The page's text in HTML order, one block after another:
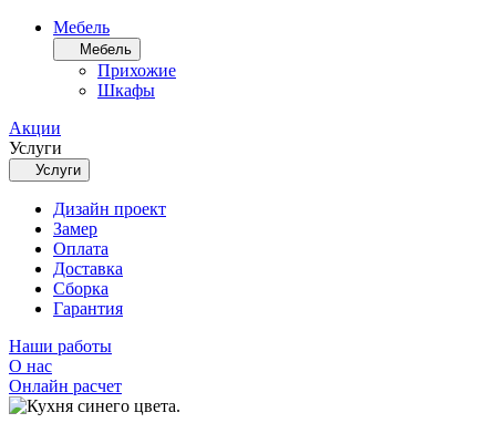
Мебель
Мебель
Прихожие
Шкафы
Акции
Услуги
Услуги
Дизайн проект
Замер
Оплата
Доставка
Сборка
Гарантия
Наши работы
О нас
Онлайн расчет